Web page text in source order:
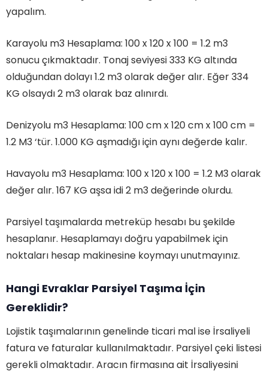
yapalım.
Karayolu m3 Hesaplama: 100 x 120 x 100 = 1.2 m3
sonucu çıkmaktadır. Tonaj seviyesi 333 KG altında
olduğundan dolayı 1.2 m3 olarak değer alır. Eğer 334
KG olsaydı 2 m3 olarak baz alınırdı.
Denizyolu m3 Hesaplama: 100 cm x 120 cm x 100 cm =
1.2 M3 ‘tür. 1.000 KG aşmadığı için aynı değerde kalır.
Havayolu m3 Hesaplama: 100 x 120 x 100 = 1.2 M3 olarak
değer alır. 167 KG aşsa idi 2 m3 değerinde olurdu.
Parsiyel taşımalarda metreküp hesabı bu şekilde
hesaplanır. Hesaplamayı doğru yapabilmek için
noktaları hesap makinesine koymayı unutmayınız.
Hangi Evraklar Parsiyel Taşıma İçin
Gereklidir?
Lojistik taşımalarının genelinde ticari mal ise İrsaliyeli
fatura ve faturalar kullanılmaktadır. Parsiyel çeki listesi
gerekli olmaktadır. Aracın firmasına ait İrsaliyesini